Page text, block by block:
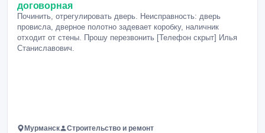
договорная
Починить, отрегулировать дверь. Неисправность: дверь
провисла, дверное полотно задевает коробку, наличник
отходит от стены. Прошу перезвонить [Телефон скрыт] Илья
Станиславович.
Мурманск Строительство и ремонт